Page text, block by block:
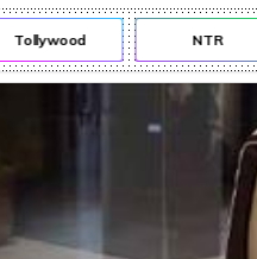
Tollywood NTR